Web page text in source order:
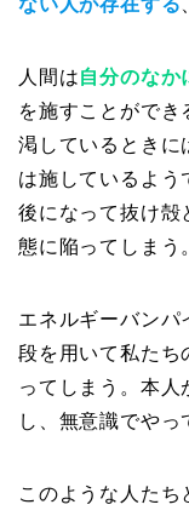
ない人が存在する
人間は自分のなか
を施すことがで
渇しているときに
は施しているよう
後になって抜け殻
態に陥ってしまう
エネルギーバンパ
段を用いて私たち
ってしまう。本人
し、無意識でやっ
このような人たち